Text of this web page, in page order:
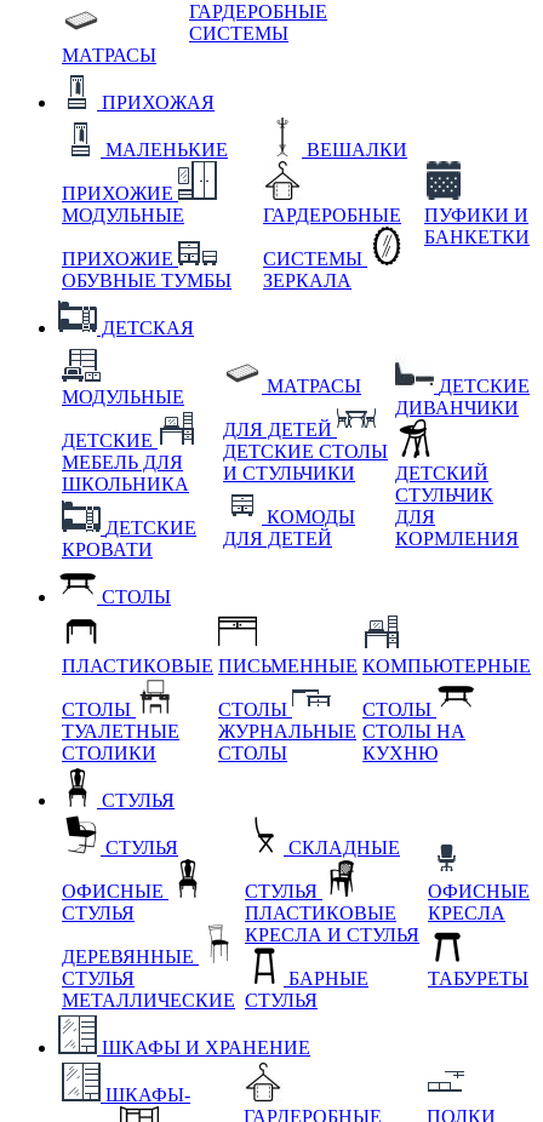
МАТРАСЫ
ГАРДЕРОБНЫЕ
СИСТЕМЫ
ПРИХОЖАЯ
МАЛЕНЬКИЕ
ПРИХОЖИЕ
МОДУЛЬНЫЕ
ПРИХОЖИЕ
ОБУВНЫЕ ТУМБЫ
ВЕШАЛКИ
ГАРДЕРОБНЫЕ
СИСТЕМЫ
ЗЕРКАЛА
ПУФИКИ И
БАНКЕТКИ
ДЕТСКАЯ
МОДУЛЬНЫЕ
ДЕТСКИЕ
МЕБЕЛЬ ДЛЯ
ШКОЛЬНИКА
ДЕТСКИЕ
КРОВАТИ
МАТРАСЫ
ДЛЯ ДЕТЕЙ
ДЕТСКИЕ СТОЛЫ
И СТУЛЬЧИКИ
КОМОДЫ
ДЛЯ ДЕТЕЙ
ДЕТСКИЕ
ДИВАНЧИКИ
ДЕТСКИЙ
СТУЛЬЧИК
ДЛЯ
КОРМЛЕНИЯ
СТОЛЫ
ПЛАСТИКОВЫЕ
СТОЛЫ
ТУАЛЕТНЫЕ
СТОЛИКИ
ПИСЬМЕННЫЕ
СТОЛЫ
ЖУРНАЛЬНЫЕ
СТОЛЫ
КОМПЬЮТЕРНЫЕ
СТОЛЫ
СТОЛЫ НА
КУХНЮ
СТУЛЬЯ
СТУЛЬЯ
ОФИСНЫЕ
СТУЛЬЯ
ДЕРЕВЯННЫЕ
СТУЛЬЯ
МЕТАЛЛИЧЕСКИЕ
СКЛАДНЫЕ
СТУЛЬЯ
ПЛАСТИКОВЫЕ
КРЕСЛА И СТУЛЬЯ
БАРНЫЕ
СТУЛЬЯ
ОФИСНЫЕ
КРЕСЛА
ТАБУРЕТЫ
ШКАФЫ И ХРАНЕНИЕ
ШКАФЫ-
ГАРДЕРОБНЫЕ
ПОЛКИ